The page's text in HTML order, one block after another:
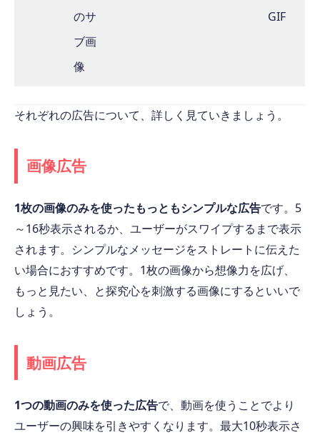
のサ
ブ画
像
GIF
それぞれの広告について、詳しく見ていきましょう。
画像広告
1枚の画像のみを使ったもっともシンプルな広告です。5
～16秒表示されるか、ユーザーがスワイプするまで表示
されます。シンプルなメッセージをストレートに伝えた
い場合におすすめです。1枚の画像から想像力を広げ、
もっと見たい、と探究心を刺激する画像にするといいで
しょう。
動画広告
1つの動画のみを使った広告で、動画を使うことでより
ユーザーの興味を引きやすくなります。最大10秒表示さ